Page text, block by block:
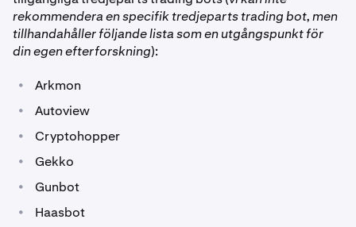
rekommendera en specifik tredjeparts trading bot, men
tillhandahåller följande lista som en utgångspunkt för
din egen efterforskning):
• Arkmon
• Autoview
• Cryptohopper
• Gekko
• Gunbot
• Haasbot